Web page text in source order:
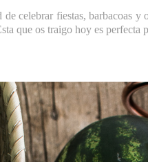
celebrar fiestas, barbacoas y
que os traigo hoy es perfecta